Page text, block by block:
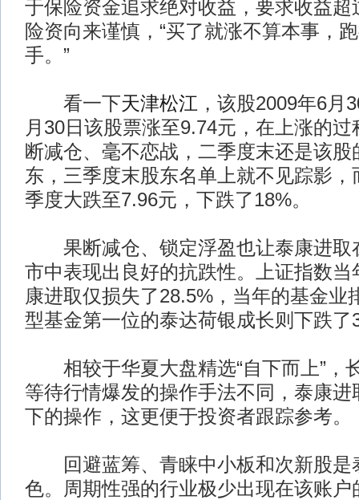
于保险资金追求绝对收益，要求收益超
险资向来谨慎，“买了就涨不算本事，
手。”
看一下天津松江 ，该股2009年6月
月30日该股票涨至9.74元，在上涨的
断减仓、毫不恋战，二季度末还是该股
东，三季度末股东名单上就不见踪影，
季度大跌至7.96元，下跌了18%。
果断减仓、锁定浮盈也让泰康进取
市中表现出良好的抗跌性。上证指数当
康进取仅损失了28.5%，当年的基金业
型基金第一位的泰达荷银成长则下跌了
相较于华夏大盘精选“自下而上”，
等待行情爆发的操作手法不同，泰康进
下的操作，这更便于投资者跟踪参考。
回避蓝筹、青睐中小板和次新股是
色。周期性强的行业极少出现在该账户